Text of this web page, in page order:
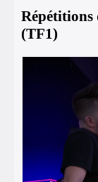
Répétitions
(TF1)